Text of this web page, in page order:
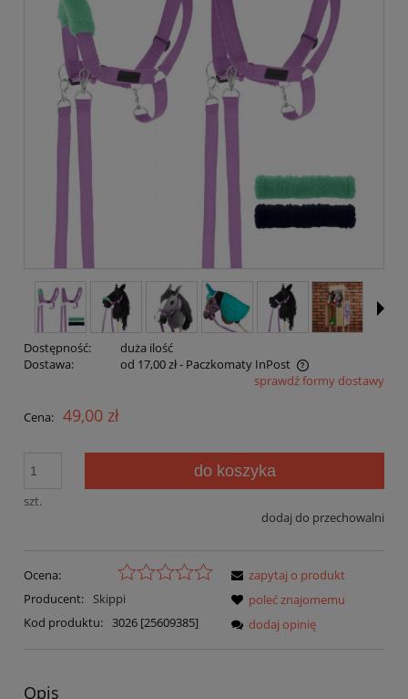
Dostępność:
duża ilość
Dostawa:
od 17,00 zł- Paczkomaty InPost
Cena nie zawiera ewentualnych kosztów płatnościsprawdź formy dostawy
Cena: 49,00 zł
szt.
do koszyka
dodaj do przechowalni
Ocena:
Producent:
Skippi
Kod produktu: 3026 [25609385]
zapytaj o produkt
poleć znajomemu
dodaj opinię
Opis